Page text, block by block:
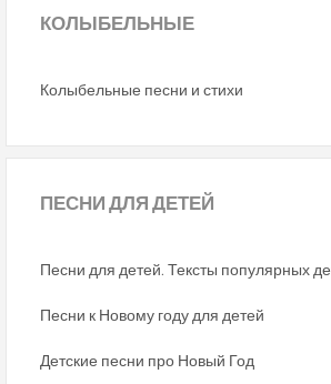
КОЛЫБЕЛЬНЫЕ
Колыбельные песни и стихи
ПЕСНИДЛЯ ДЕТЕЙ
Песни для детей. Тексты популярных
Песни к Новому году для детей
Детские песни про Новый Год